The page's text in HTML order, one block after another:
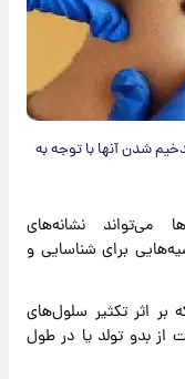
شدن آنها با توجه به
نشانه‌های
برای شناسایی و
اثر تکثیر سلول‌های
بدو تولد یا در طول